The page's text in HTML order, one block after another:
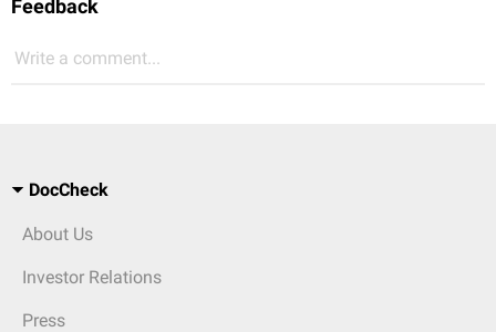
Feedback
Write a comment...
DocCheck
About Us
Investor Relations
Press